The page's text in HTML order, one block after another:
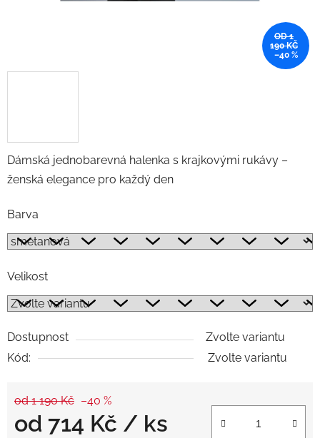
Dámská jednobarevná halenka s krajkovými rukávy –
ženská elegance pro každý den
Barva
Velikost
Dostupnost
Zvolte variantu
Kód:
Zvolte variantu
od 1 190 Kč –40 %
od 714 Kč / ks
OD 1
190 KČ
–40 %